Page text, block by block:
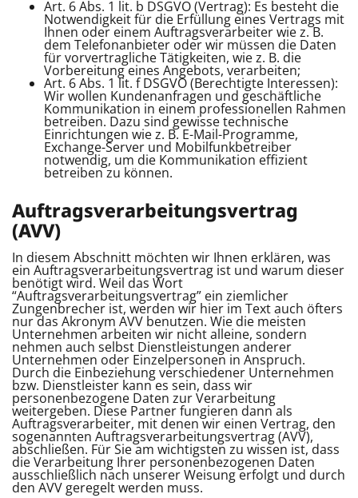
Art. 6 Abs. 1 lit. b DSGVO (Vertrag): Es besteht die
Notwendigkeit für die Erfüllung eines Vertrags mit
Ihnen oder einem Auftragsverarbeiter wie z. B.
dem Telefonanbieter oder wir müssen die Daten
für vorvertragliche Tätigkeiten, wie z. B. die
Vorbereitung eines Angebots, verarbeiten;
Art. 6 Abs. 1 lit. f DSGVO (Berechtigte Interessen):
Wir wollen Kundenanfragen und geschäftliche
Kommunikation in einem professionellen Rahmen
betreiben. Dazu sind gewisse technische
Einrichtungen wie z. B. E-Mail-Programme,
Exchange-Server und Mobilfunkbetreiber
notwendig, um die Kommunikation effizient
betreiben zu können.
Auftragsverarbeitungsvertrag
(AVV)
In diesem Abschnitt möchten wir Ihnen erklären, was
ein Auftragsverarbeitungsvertrag ist und warum dieser
benötigt wird. Weil das Wort
“Auftragsverarbeitungsvertrag” ein ziemlicher
Zungenbrecher ist, werden wir hier im Text auch öfters
nur das Akronym AVV benutzen. Wie die meisten
Unternehmen arbeiten wir nicht alleine, sondern
nehmen auch selbst Dienstleistungen anderer
Unternehmen oder Einzelpersonen in Anspruch.
Durch die Einbeziehung verschiedener Unternehmen
bzw. Dienstleister kann es sein, dass wir
personenbezogene Daten zur Verarbeitung
weitergeben. Diese Partner fungieren dann als
Auftragsverarbeiter, mit denen wir einen Vertrag, den
sogenannten Auftragsverarbeitungsvertrag (AVV),
abschließen. Für Sie am wichtigsten zu wissen ist, dass
die Verarbeitung Ihrer personenbezogenen Daten
ausschließlich nach unserer Weisung erfolgt und durch
den AVV geregelt werden muss.